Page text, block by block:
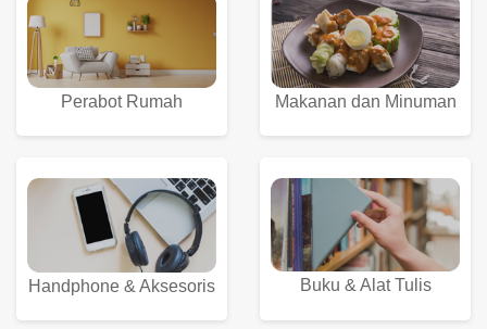
Perabot Rumah Makanan dan Minuman
Handphone & Aksesoris Buku & Alat Tulis